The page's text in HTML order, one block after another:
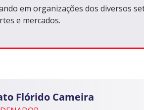
em organizações dos diversos
e mercados.
Flórido Cameira